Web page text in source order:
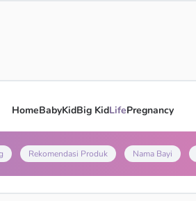
HomeBabyKidBig KidLifePregnancy
Rekomendasi Produk Nama Bayi